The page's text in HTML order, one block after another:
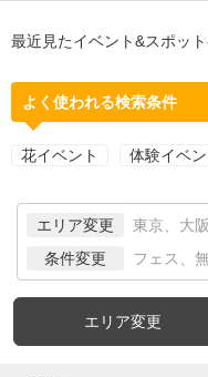
最近見たイベント&スポッ
よく使われる検索条件
花イベント 体験イベン
エリア変更 東京、大
条件変更 フェス、
エリア変更